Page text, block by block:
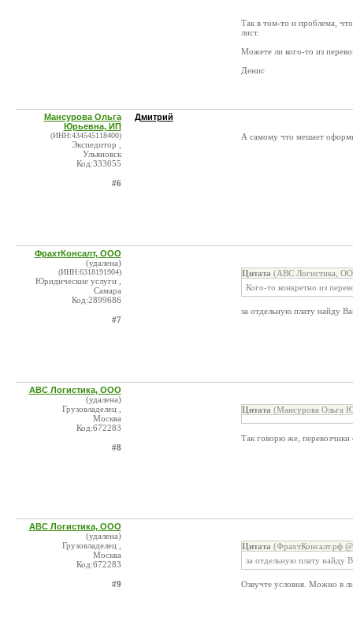
Так в том-то и проблема,
лист.
Можете ли кого-то из
Денис
Мансурова Ольга
Юрьевна, ИП
(ИНН:434545118400)
Экспедитор ,
Ульяновск
Код:333055
#6
Дмитрий
А самому что мешает
ФрахтКонсалт, ООО
(удалена)
(ИНН:6318191904)
Юридические услуги ,
Самара
Код:2899686
#7
Цитата (АВС Логистика,
Кого-то конкретно из
за отдельную плату найду
АВС Логистика, ООО
(удалена)
Грузовладелец ,
Москва
Код:672283
#8
Цитата (Мансурова Ольга
Так говорю же,
АВС Логистика, ООО
(удалена)
Грузовладелец ,
Москва
Код:672283
#9
Цитата (ФрахтКонсалт.рф
за отдельную плату найду
Озвучте условия. Можно в